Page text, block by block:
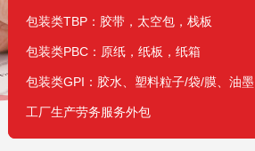
包装类TBP：胶带，太空包，栈板
包装类PBC：原纸，纸板，纸箱
包装类GPI：胶水、塑料粒子/袋/膜、油墨
工厂生产劳务服务外包